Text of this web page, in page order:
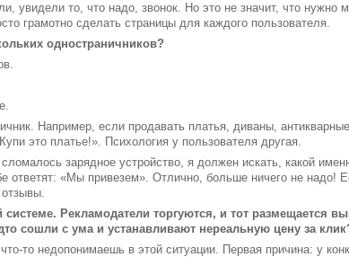
увидели то, что надо, звонок. Но это не значит, что нужно
грамотно сделать страницы для каждого пользователя.
одностраничников?
Например, если продавать платья, диваны,
это платье!». Психология у пользователя другая.
зарядное устройство, я должен искать, какой
ответят: «Мы привезем». Отлично, больше ничего не надо!
системе. Рекламодатели торгуются, и тот размещается
сошли с ума и устанавливают нереальную цену за
то недопонимаешь в этой ситуации. Первая причина: у